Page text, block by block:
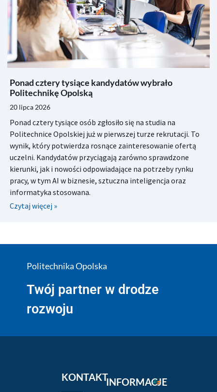
Ponad cztery tysiące kandydatów wybrało
Politechnikę Opolską
20 lipca 2026
Ponad cztery tysiące osób zgłosiło się na studia na
Politechnice Opolskiej już w pierwszej turze rekrutacji. To
wynik, który potwierdza rosnące zainteresowanie ofertą
uczelni. Kandydatów przyciągają zarówno sprawdzone
kierunki, jak i nowości odpowiadające na potrzeby rynku
pracy, w tym AI w biznesie, sztuczna inteligencja oraz
informatyka stosowana.
Czytaj więcej »
Politechnika Opolska
Twój partner w drodze
rozwoju
KONTAKTINFORMACJE